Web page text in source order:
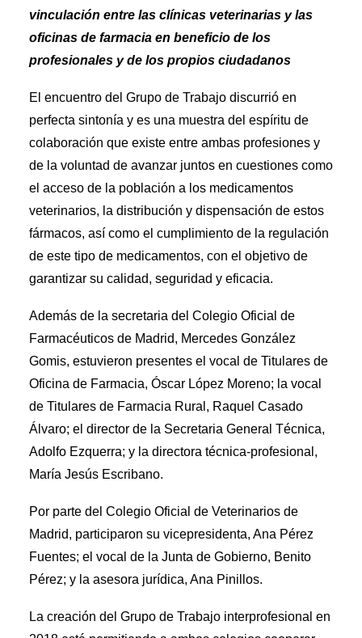
vinculación entre las clínicas veterinarias y las
oficinas de farmacia en beneficio de los
profesionales y de los propios ciudadanos
El encuentro del Grupo de Trabajo discurrió en
perfecta sintonía y es una muestra del espíritu de
colaboración que existe entre ambas profesiones y
de la voluntad de avanzar juntos en cuestiones como
el acceso de la población a los medicamentos
veterinarios, la distribución y dispensación de estos
fármacos, así como el cumplimiento de la regulación
de este tipo de medicamentos, con el objetivo de
garantizar su calidad, seguridad y eficacia.
Además de la secretaria del Colegio Oficial de
Farmacéuticos de Madrid, Mercedes González
Gomis, estuvieron presentes el vocal de Titulares de
Oficina de Farmacia, Óscar López Moreno; la vocal
de Titulares de Farmacia Rural, Raquel Casado
Álvaro; el director de la Secretaria General Técnica,
Adolfo Ezquerra; y la directora técnica-profesional,
María Jesús Escribano.
Por parte del Colegio Oficial de Veterinarios de
Madrid, participaron su vicepresidenta, Ana Pérez
Fuentes; el vocal de la Junta de Gobierno, Benito
Pérez; y la asesora jurídica, Ana Pinillos.
La creación del Grupo de Trabajo interprofesional en